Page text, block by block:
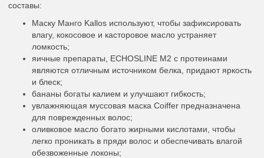
составы:
Маску Манго Kallos используют, чтобы зафиксировать
влагу, кокосовое и касторовое масло устраняет
ломкость;
яичные препараты, ECHOSLINE М2 с протеинами
являются отличным источником белка, придают яркость
и блеск;
бананы богаты калием и улучшают гибкость;
увлажняющая муссовая маска Coiffer предназначена
для поврежденных волос;
оливковое масло богато жирными кислотами, чтобы
легко проникать в пряди волос и обеспечивать влагой
обезвоженные локоны;